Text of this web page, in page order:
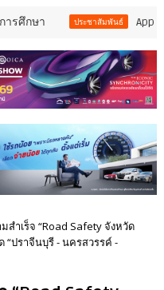
ประชาสัมพันธ์ AppTech”​ ยกกำ
สำเร็จ “Road Safety จังหวัด
ปราจีนบุรี - นครสวรรค์ -